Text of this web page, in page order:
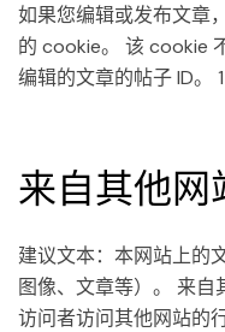
如果您编辑或发布文章
的 cookie。 该 cookie
编辑的文章的帖子 ID。 1
来自其他网
建议文本：本网站上的
图像、文章等）。 来自
访问者访问其他网站的